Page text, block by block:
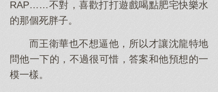
RAP……不對，喜歡打打遊戲喝點肥宅快樂水
的那個死胖子。
而王衛華也不想逼他，所以才讓沈龍特地
問他一下的，不過很可惜，答案和他預想的一
模一樣。